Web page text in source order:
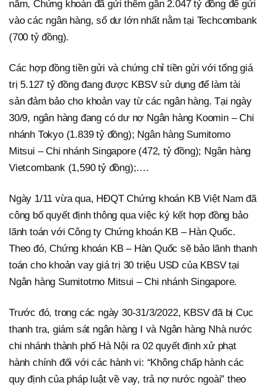
năm, Chứng khoán đã gửi thêm gần 2.047 tỷ đồng để gửi
vào các ngân hàng, số dư lớn nhất nằm tại Techcombank
(700 tỷ đồng).
Các hợp đồng tiền gửi và chứng chỉ tiền gửi với tổng giá
trị 5.127 tỷ đồng đang được KBSV sử dụng để làm tài
sản đảm bảo cho khoản vay từ các ngân hàng. Tại ngày
30/9, ngân hàng đang có dư nợ Ngân hàng Koomin – Chi
nhánh Tokyo (1.839 tỷ đồng); Ngân hàng Sumitomo
Mitsui – Chi nhánh Singapore (472, tỷ đồng); Ngân hàng
Vietcombank (1,590 tỷ đồng);….
Ngày 1/11 vừa qua, HĐQT Chứng khoán KB Việt Nam đã
công bố quyết định thông qua việc ký kết hợp đồng bảo
lãnh toán với Công ty Chứng khoán KB – Hàn Quốc.
Theo đó, Chứng khoán KB – Hàn Quốc sẽ bảo lãnh thanh
toán cho khoản vay giá trị 30 triệu USD của KBSV tại
Ngân hàng Sumitotmo Mitsui – Chi nhánh Singapore.
Trước đó, trong các ngày 30-31/3/2022, KBSV đã bị Cục
thanh tra, giám sát ngân hàng I và Ngân hàng Nhà nước
chi nhánh thành phố Hà Nội ra 02 quyết định xử phạt
hành chính đối với các hành vi: “Không chấp hành các
quy định của pháp luật về vay, trả nợ nước ngoài” theo